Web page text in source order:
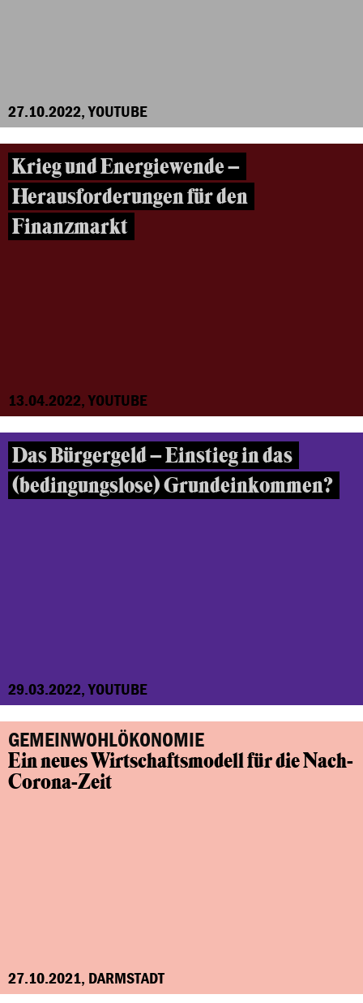
27.10.2022, YOUTUBE
Krieg und Energiewende –
Herausforderungen für den
Finanzmarkt
13.04.2022, YOUTUBE
Das Bürgergeld – Einstieg in das
(bedingungslose) Grundeinkommen?
29.03.2022, YOUTUBE
GEMEINWOHLÖKONOMIE
Ein neues Wirtschaftsmodell für die Nach-
Corona-Zeit
27.10.2021, DARMSTADT